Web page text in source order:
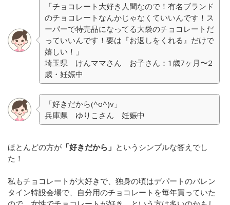
「チョコレート大好き人間なので！有名ブランド
のチョコレートなんかじゃなくていいんです！ス
ーパーで特売品になってる大袋のチョコレートだ
っていいんです！要は『お返しをくれる』だけで
嬉しい！」
埼玉県 けんママさん お子さん：1歳7ヶ月〜2
歳・妊娠中
「好きだから(^o^)v」
兵庫県 ゆりこさん 妊娠中
ほとんどの方が 「好きだから」 というシンプルな答えでし
た！
私もチョコレートが大好きで、独身の頃はデパートのバレン
タイン特設会場で、自分用のチョコレートを毎年買っていた